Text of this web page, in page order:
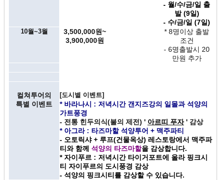
- 월/수/금/일 출
발 (9일)
- 수/금/일 (7일)
10월~3월
3,500,000원~
3,900,000원
* 8명이상 출발
조건
- 6명출발시 20
만원 추가
컬쳐투어의
특별 이벤트
[도시별 이벤트]
* 바라나시 : 저녁시간 갠지즈강의 일몰과 석양의
가트풍경
- 전통 힌두의식(불의 제전) ' 아르띠 푸자' 감상
* 아그라 : 타즈마할 석양투어 + 맥주파티
- 오토릭샤 + 루프(건물옥상) 레스토랑에서 맥주파
티와 함께 석양의 타즈마할을 감상합니다.
* 자이푸르 : 저녁시간 타이거포트에 올라 핑크시
티 자이푸르의 도시풍경 감상
- 석양의 핑크시티를 감상할 수 있습니다.